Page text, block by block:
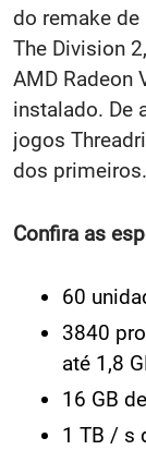
do remake de
The Division
AMD Radeon
instalado. De
jogos
dos primeiros.
Confira as
60
3840
até 1,8
16 GB
1 TB / s